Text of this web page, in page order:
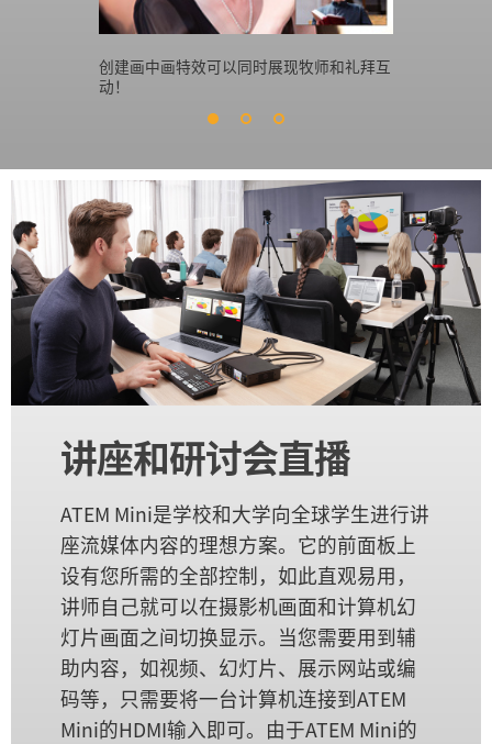
创建画中画特效可以同时展现牧师和礼拜互
动！
讲座和研讨会直播
ATEM Mini是学校和大学向全球学生进行讲
座流媒体内容的理想方案。它的前面板上
设有您所需的全部控制，如此直观易用，
讲师自己就可以在摄影机画面和计算机幻
灯片画面之间切换显示。当您需要用到辅
助内容，如视频、幻灯片、展示网站或编
码等，只需要将一台计算机连接到ATEM
Mini的HDMI输入即可。由于ATEM Mini的